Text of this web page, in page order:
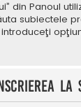
din Panoul
subiectele
la